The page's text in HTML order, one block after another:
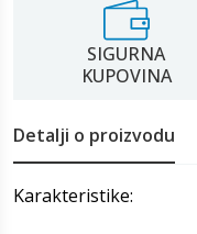
SIGURNA
KUPOVINA
Detalji o proizvodu
Karakteristike: